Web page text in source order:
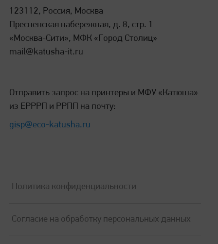
Сканирование
А4, цвет, ч/б
Разрешение сканировования
Автоподатчик
до 50 листов включительно*, односторонний
123112, Россия, Москва
Пресненская набережная, д. 8, стр. 1
«Москва-Сити», МФК «Город Столиц»
mail@katusha-it.ru
Отправить запрос на принтеры и МФУ «Катюша»
из ЕРРРП и РРПП на почту:
gisp@eco-katusha.ru
Политика конфиденциальности
Согласие на обработку персональных данных